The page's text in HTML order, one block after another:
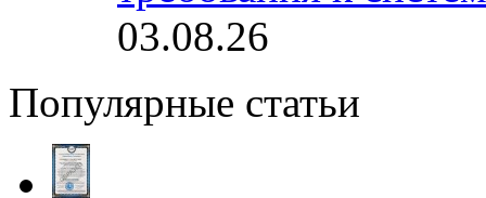
03.08.26
Популярные статьи